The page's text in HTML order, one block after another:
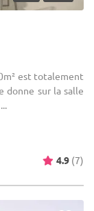
est totalement
donne sur la salle
4.9 (7)